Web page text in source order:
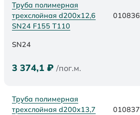
Труба полимерная
трехслойная d200х12,6
SN24 F155 Т110
010836
SN24
3 374,1 ₽ /пог.м.
Труба полимерная
трехслойная d200х13,7
010837